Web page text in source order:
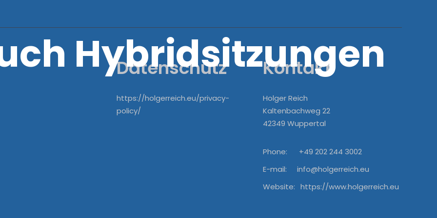
Hybridsitzungen
Datenschutz
https://holgerreich.eu/privacy-
policy/
Kontakt
Holger Reich
Kaltenbachweg 22
42349 Wuppertal
Phone:
+49 202 244 3002
E-mail:
info@holgerreich.eu
Website: https://www.holgerreich.eu